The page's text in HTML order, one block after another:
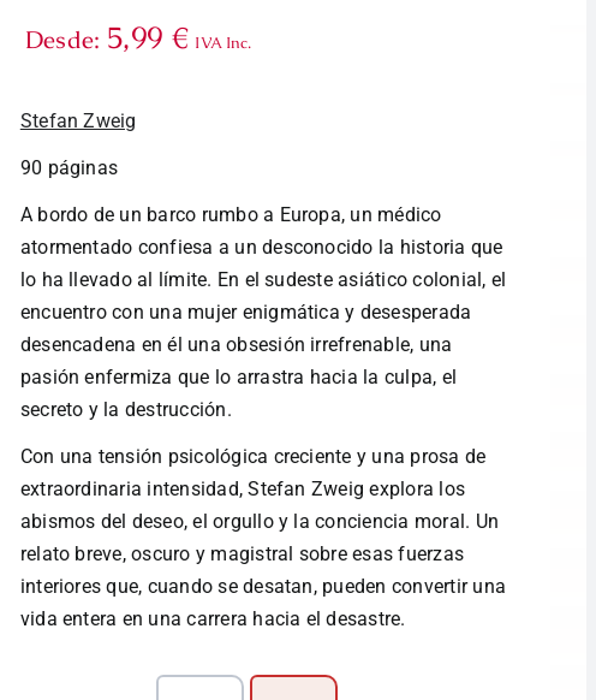
Desde: 5,99 € IVA Inc.
Stefan Zweig
90 páginas
A bordo de un barco rumbo a Europa, un médico
atormentado confiesa a un desconocido la historia que
lo ha llevado al límite. En el sudeste asiático colonial, el
encuentro con una mujer enigmática y desesperada
desencadena en él una obsesión irrefrenable, una
pasión enfermiza que lo arrastra hacia la culpa, el
secreto y la destrucción.
Con una tensión psicológica creciente y una prosa de
extraordinaria intensidad, Stefan Zweig explora los
abismos del deseo, el orgullo y la conciencia moral. Un
relato breve, oscuro y magistral sobre esas fuerzas
interiores que, cuando se desatan, pueden convertir una
vida entera en una carrera hacia el desastre.